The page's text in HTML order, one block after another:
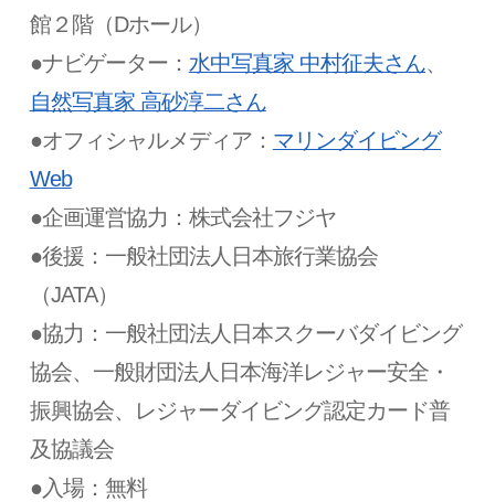
館２階（Dホール）
●ナビゲーター： 水中写真家 中村征夫さん、
自然写真家 高砂淳二さん
●オフィシャルメディア： マリンダイビング
Web
●企画運営協力：株式会社フジヤ
●後援：一般社団法人日本旅行業協会
（JATA）
●協力：一般社団法人日本スクーバダイビング
協会、一般財団法人日本海洋レジャー安全・
振興協会、レジャーダイビング認定カード普
及協議会
●入場：無料